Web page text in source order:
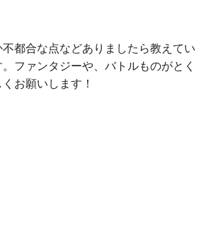
都合な点などありましたら教えてい
ファンタジーや、バトルものがとく
お願いします！